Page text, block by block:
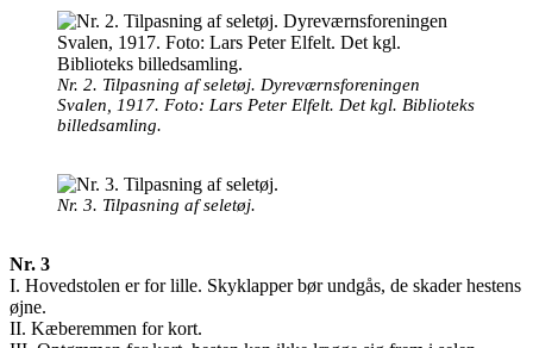
Nr. 2. Tilpasning af seletøj. Dyreværnsforeningen
Svalen, 1917. Foto: Lars Peter Elfelt. Det kgl. Biblioteks
billedsamling.
Nr. 3. Tilpasning af seletøj.
Nr. 3
I. Hovedstolen er for lille. Skyklapper bør undgås, de skader hestens
øjne.
II. Kæberemmen for kort.